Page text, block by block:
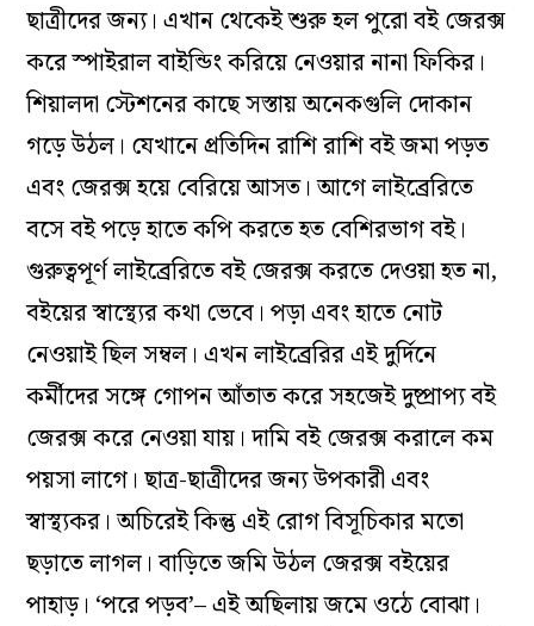
ছাত্রীদের জন্য। এখান থেকেই শুরু হল পুরো বই জেরক্স
করে স্পাইরাল বাইন্ডিং করিয়ে নেওয়ার নানা ফিকির।
শিয়ালদা স্টেশনের কাছে সস্তায় অনেকগুলি দোকান
গড়ে উঠল। যেখানে প্রতিদিন রাশি রাশি বই জমা পড়ত
এবং জেরক্স হয়ে বেরিয়ে আসত। আগে লাইব্রেরিতে
বসে বই পড়ে হাতে কপি করতে হত বেশিরভাগ বই।
গুরুত্বপূর্ণ লাইব্রেরিতে বই জেরক্স করতে দেওয়া হত না,
বইয়ের স্বাস্থ্যের কথা ভেবে। পড়া এবং হাতে নোট
নেওয়াই ছিল সম্বল। এখন লাইব্রেরির এই দুর্দিনে
কর্মীদের সঙ্গে গোপন আঁতাত করে সহজেই দুষ্প্রাপ্য বই
জেরক্স করে নেওয়া যায়। দামি বই জেরক্স করালে কম
পয়সা লাগে। ছাত্র-ছাত্রীদের জন্য উপকারী এবং
স্বাস্থ্যকর। অচিরেই কিন্তু এই রোগ বিসূচিকার মতো
ছড়াতে লাগল। বাড়িতে জমি উঠল জেরক্স বইয়ের
পাহাড়। ‘পরে পড়ব’– এই অছিলায় জমে ওঠে বোঝা।